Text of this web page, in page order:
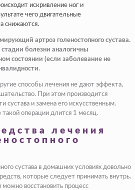
искривление ног и
чего двигательные
снижаются.
артроз голеностопного сустава.
болезни аналогичны
состоянии (если заболевание не
способы лечения не дают эффекта,
При этом производится
сустава и замена его искусственным.
такой операции длится 1 месяц.
лечения
сустава в домашних условиях довольно
которые следует принимать внутрь.
можно восстановить процесс